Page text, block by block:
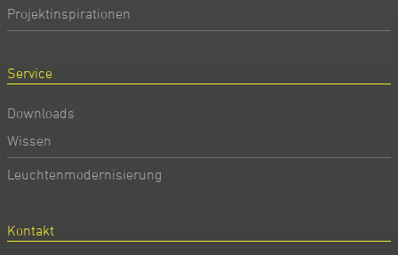
Projektinspirationen
Service
Downloads
Wissen
Leuchtenmodernisierung
Kontakt